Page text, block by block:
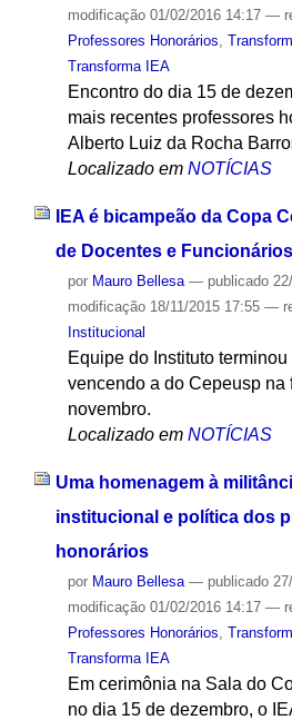
modificação01/02/2016 14:17 —
Professores Honorários,
Transforma IEA
Encontro do dia 15 de
mais recentes professores
Alberto Luiz da Rocha
Localizado em NOTÍCIAS
IEA é bicampeão da Copa
de Docentes e Funcionários
por Mauro Bellesa — publicado
modificação18/11/2015 17:55 —
Institucional
Equipe do Instituto
vencendo a do Cepeusp na
novembro.
Localizado em NOTÍCIAS
Uma homenagem à
institucional e política dos
honorários
por Mauro Bellesa — publicado
modificação01/02/2016 14:17 —
Professores Honorários
Transforma IEA
Em cerimônia na Sala do
no dia 15 de dezembro, o